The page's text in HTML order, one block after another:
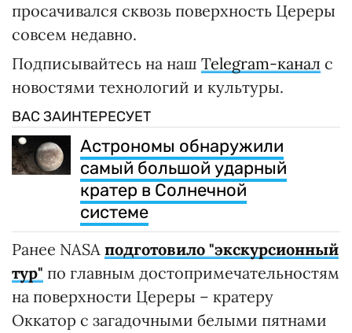
просачивался сквозь поверхность Цереры
совсем недавно.
Подписывайтесь на наш Telegram-канал с
новостями технологий и культуры.
ВАС ЗАИНТЕРЕСУЕТ
Астрономы обнаружили
самый большой ударный
кратер в Солнечной
системе
Ранее NASA подготовило "экскурсионный
тур" по главным достопримечательностям
на поверхности Цереры – кратеру
Оккатор с загадочными белыми пятнами